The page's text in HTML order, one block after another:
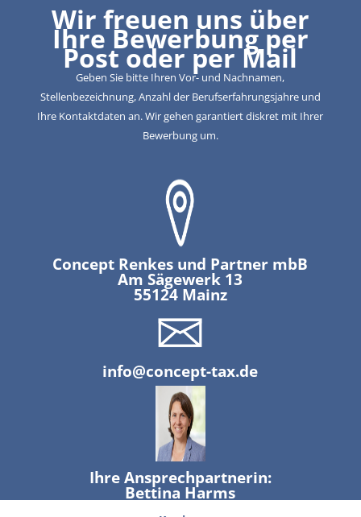
Wir freuen uns über
Ihre Bewerbung per
Post oder per Mail
Geben Sie bitte Ihren Vor- und Nachnamen,
Stellenbezeichnung, Anzahl der Berufserfahrungsjahre und
Ihre Kontaktdaten an. Wir gehen garantiert diskret mit Ihrer
Bewerbung um.
Concept Renkes und Partner mbB
Am Sägewerk 13
55124 Mainz
info@concept-tax.de
Ihre Ansprechpartnerin:
Bettina Harms